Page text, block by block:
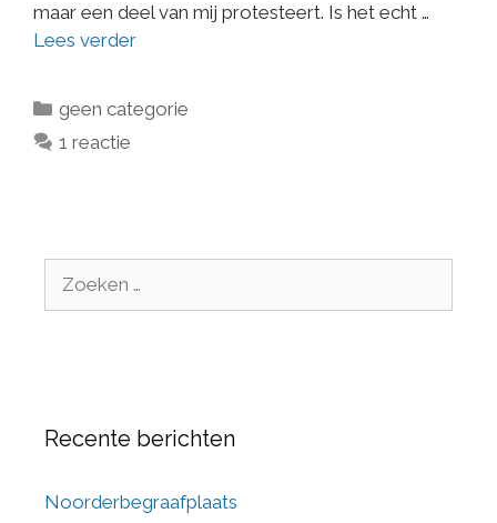
maar een deel van mij protesteert. Is het echt …
Lees verder
geen categorie
1 reactie
Recente berichten
Noorderbegraafplaats